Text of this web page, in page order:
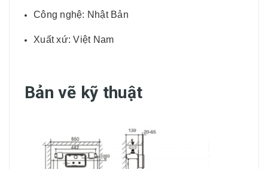
Công nghệ: Nhật Bản
Xuất xứ: Việt Nam
Bản vẽ kỹ thuật